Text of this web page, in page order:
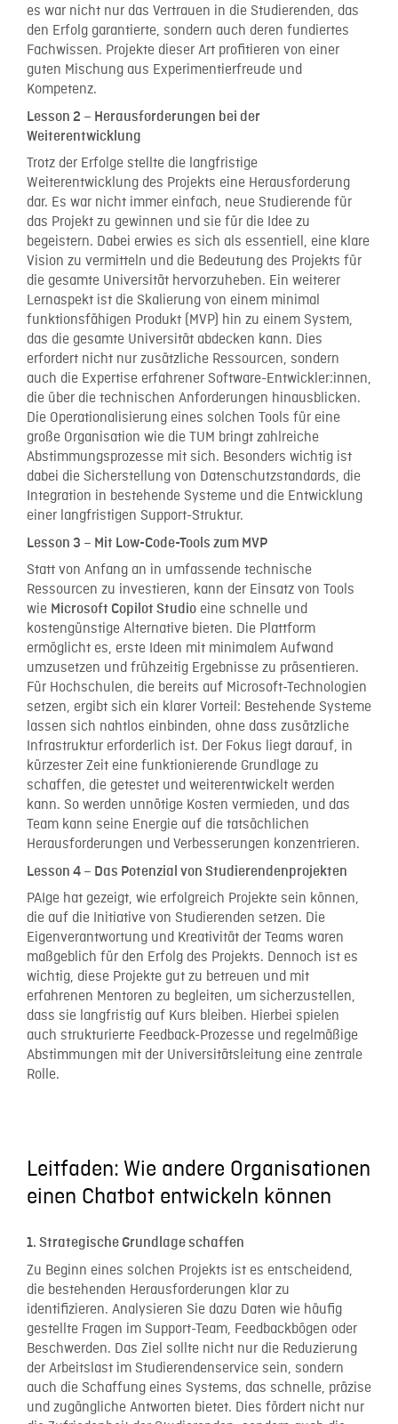
es war nicht nur das Vertrauen in die Studierenden, das
den Erfolg garantierte, sondern auch deren fundiertes
Fachwissen. Projekte dieser Art profitieren von einer
guten Mischung aus Experimentierfreude und
Kompetenz.
Lesson 2 – Herausforderungen bei der
Weiterentwicklung
Trotz der Erfolge stellte die langfristige
Weiterentwicklung des Projekts eine Herausforderung
dar. Es war nicht immer einfach, neue Studierende für
das Projekt zu gewinnen und sie für die Idee zu
begeistern. Dabei erwies es sich als essentiell, eine klare
Vision zu vermitteln und die Bedeutung des Projekts für
die gesamte Universität hervorzuheben. Ein weiterer
Lernaspekt ist die Skalierung von einem minimal
funktionsfähigen Produkt (MVP) hin zu einem System,
das die gesamte Universität abdecken kann. Dies
erfordert nicht nur zusätzliche Ressourcen, sondern
auch die Expertise erfahrener Software-Entwickler:innen,
die über die technischen Anforderungen hinausblicken.
Die Operationalisierung eines solchen Tools für eine
große Organisation wie die TUM bringt zahlreiche
Abstimmungsprozesse mit sich. Besonders wichtig ist
dabei die Sicherstellung von Datenschutzstandards, die
Integration in bestehende Systeme und die Entwicklung
einer langfristigen Support-Struktur.
Lesson 3 – Mit Low-Code-Tools zum MVP
Statt von Anfang an in umfassende technische
Ressourcen zu investieren, kann der Einsatz von Tools
wie Microsoft Copilot Studio eine schnelle und
kostengünstige Alternative bieten. Die Plattform
ermöglicht es, erste Ideen mit minimalem Aufwand
umzusetzen und frühzeitig Ergebnisse zu präsentieren.
Für Hochschulen, die bereits auf Microsoft-Technologien
setzen, ergibt sich ein klarer Vorteil: Bestehende Systeme
lassen sich nahtlos einbinden, ohne dass zusätzliche
Infrastruktur erforderlich ist. Der Fokus liegt darauf, in
kürzester Zeit eine funktionierende Grundlage zu
schaffen, die getestet und weiterentwickelt werden
kann. So werden unnötige Kosten vermieden, und das
Team kann seine Energie auf die tatsächlichen
Herausforderungen und Verbesserungen konzentrieren.
Lesson 4 – Das Potenzial von Studierendenprojekten
PAIge hat gezeigt, wie erfolgreich Projekte sein können,
die auf die Initiative von Studierenden setzen. Die
Eigenverantwortung und Kreativität der Teams waren
maßgeblich für den Erfolg des Projekts. Dennoch ist es
wichtig, diese Projekte gut zu betreuen und mit
erfahrenen Mentoren zu begleiten, um sicherzustellen,
dass sie langfristig auf Kurs bleiben. Hierbei spielen
auch strukturierte Feedback-Prozesse und regelmäßige
Abstimmungen mit der Universitätsleitung eine zentrale
Rolle.
Leitfaden: Wie andere Organisationen
einen Chatbot entwickeln können
1. Strategische Grundlage schaffen
Zu Beginn eines solchen Projekts ist es entscheidend,
die bestehenden Herausforderungen klar zu
identifizieren. Analysieren Sie dazu Daten wie häufig
gestellte Fragen im Support-Team, Feedbackbögen oder
Beschwerden. Das Ziel sollte nicht nur die Reduzierung
der Arbeitslast im Studierendenservice sein, sondern
auch die Schaffung eines Systems, das schnelle, präzise
und zugängliche Antworten bietet. Dies fördert nicht nur